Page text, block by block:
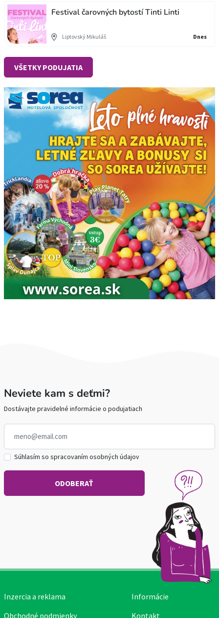
Festival čarovných bytostí Tinti Linti
Liptovský Mikuláš Dnes
VŠETKY PODUJATIA
Neviete kam s deťmi?
Dostávajte pravidelné informácie o podujatiach
Súhlasím so spracovaním osobných údajov
Inzercia a reklama
Obchodné podmienky
Informácie
Kontakt